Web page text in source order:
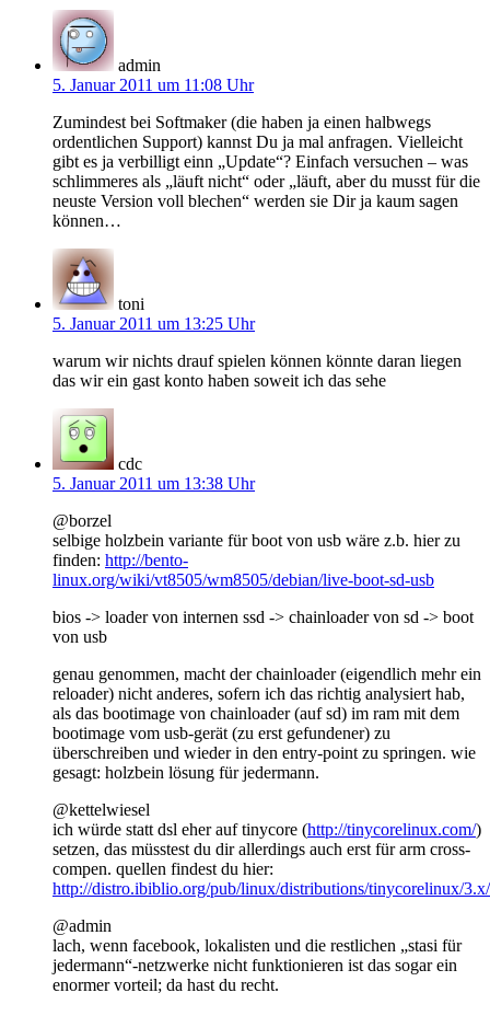
admin
5. Januar 2011 um 11:08 Uhr
Zumindest bei Softmaker (die haben ja einen halbwegs
ordentlichen Support) kannst Du ja mal anfragen. Vielleicht
gibt es ja verbilligt einn „Update“? Einfach versuchen – was
schlimmeres als „läuft nicht“ oder „läuft, aber du musst für die
neuste Version voll blechen“ werden sie Dir ja kaum sagen
können…
toni
5. Januar 2011 um 13:25 Uhr
warum wir nichts drauf spielen können könnte daran liegen
das wir ein gast konto haben soweit ich das sehe
cdc
5. Januar 2011 um 13:38 Uhr
@borzel
selbige holzbein variante für boot von usb wäre z.b. hier zu
finden: http://bento-
linux.org/wiki/vt8505/wm8505/debian/live-boot-sd-usb
bios -> loader von internen ssd -> chainloader von sd -> boot
von usb
genau genommen, macht der chainloader (eigendlich mehr ein
reloader) nicht anderes, sofern ich das richtig analysiert hab,
als das bootimage von chainloader (auf sd) im ram mit dem
bootimage vom usb-gerät (zu erst gefundener) zu
überschreiben und wieder in den entry-point zu springen. wie
gesagt: holzbein lösung für jedermann.
@kettelwiesel
ich würde statt dsl eher auf tinycore (http://tinycorelinux.com/)
setzen, das müsstest du dir allerdings auch erst für arm cross-
compen. quellen findest du hier:
http://distro.ibiblio.org/pub/linux/distributions/tinycorelinux/3.x/
@admin
lach, wenn facebook, lokalisten und die restlichen „stasi für
jedermann“-netzwerke nicht funktionieren ist das sogar ein
enormer vorteil; da hast du recht.